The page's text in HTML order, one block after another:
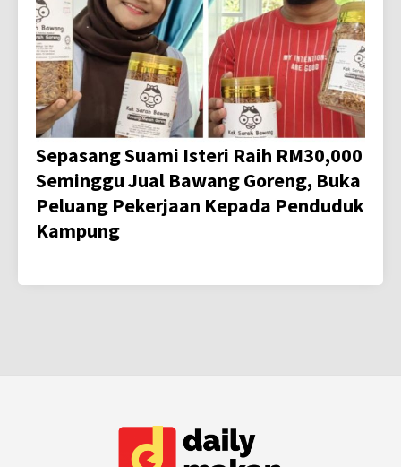
Sepasang Suami Isteri Raih RM30,000
Seminggu Jual Bawang Goreng, Buka
Peluang Pekerjaan Kepada Penduduk
Kampung